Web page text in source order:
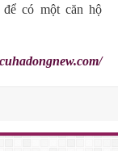
có một căn hộ